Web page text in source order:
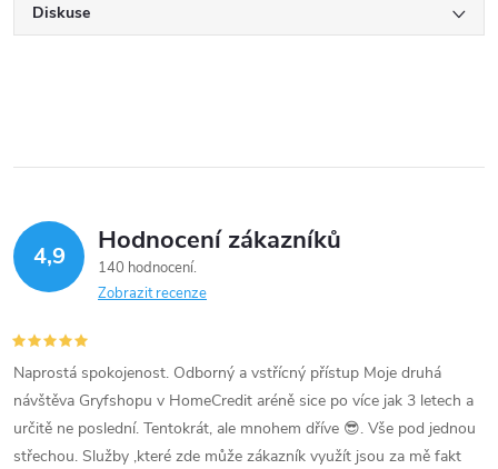
Diskuse
4,9 Hodnocení zákazníků
140 hodnocení
Zobrazit recenze
Naprostá spokojenost. Odborný a vstřícný přístup Moje druhá
návštěva Gryfshopu v HomeCredit aréně sice po více jak 3 letech a
určitě ne poslední. Tentokrát, ale mnohem dříve 😎. Vše pod jednou
střechou. Služby ,které zde může zákazník využít jsou za mě fakt